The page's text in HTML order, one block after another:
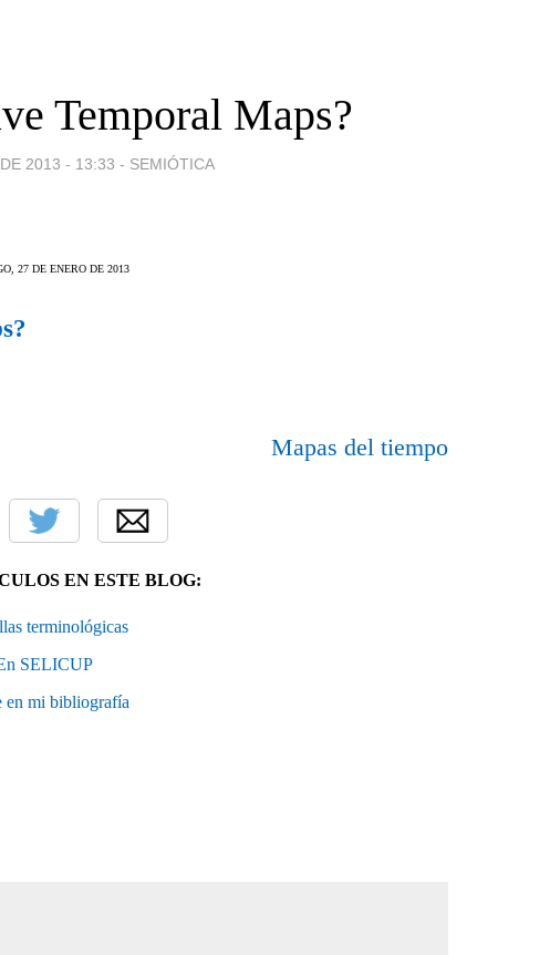
Temporal Maps?
2013 - 13:33 - SEMIÓTICA
27 DE ENERO DE 2013
Mapas del tiempo
EN ESTE BLOG:
terminológicas
SELICUP
en mi bibliografía